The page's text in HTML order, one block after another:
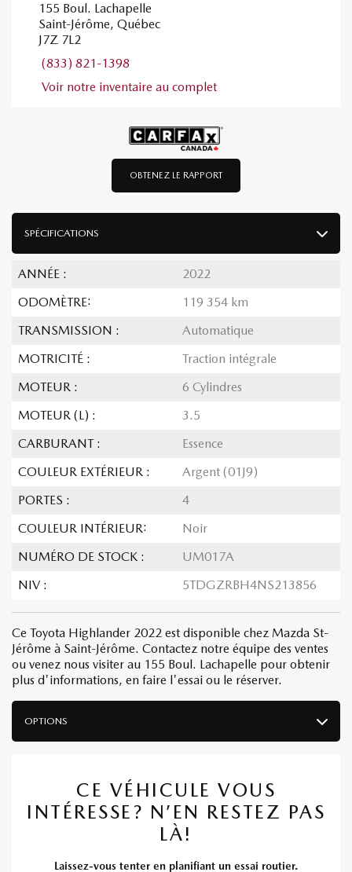
OBTENEZ LE RAPPORT
SPÉCIFICATIONS
ANNÉE :
2022
ODOMÈTRE:
119 354 km
TRANSMISSION :
Automatique
MOTRICITÉ :
Traction intégrale
MOTEUR :
6 Cylindres
MOTEUR (L) :
3.5
CARBURANT :
Essence
COULEUR EXTÉRIEUR :
Argent (01J9)
PORTES :
4
COULEUR INTÉRIEUR:
Noir
NUMÉRO DE STOCK :
UM017A
NIV :
5TDGZRBH4NS213856
Ce Toyota Highlander 2022 est disponible chez Mazda St-
Jérôme à Saint-Jérôme. Contactez notre équipe des ventes
ou venez nous visiter au 155 Boul. Lachapelle pour obtenir
plus d'informations, en faire l'essai ou le réserver.
OPTIONS
CE VÉHICULE VOUS
INTÉRESSE? N’EN RESTEZ PAS
LÀ!
Laissez-vous tenter en planifiant un essai routier.
155 Boul. Lachapelle
Saint-Jérôme, Québec
J7Z 7L2
(833) 821-1398
Voir notre inventaire au complet